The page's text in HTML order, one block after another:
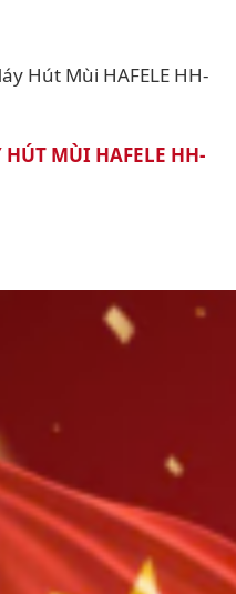
Hút Mùi HAFELE HH-
MÙI HAFELE HH-